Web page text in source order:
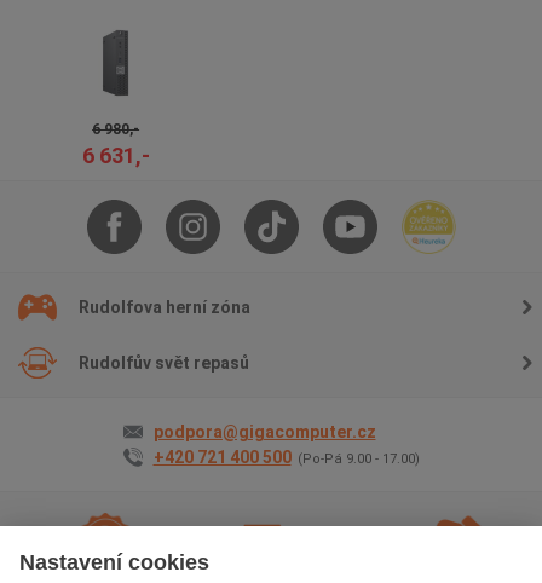
Nastavení cookies
6 980,-
6 631,-
Rudolfova herní zóna
Rudolfův svět repasů
podpora@gigacomputer.cz
+420 721 400 500 (Po-Pá 9.00 - 17.00)